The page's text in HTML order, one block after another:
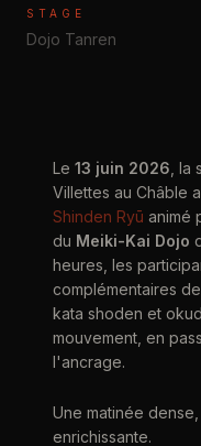
STAGE
Dojo Tanren
Le 13 juin 2026 ,
Villettes au Châble
Shinden Ryū animé
du Meiki-Kai Dojo
heures, les
complémentaires
kata shoden et
mouvement, en
l'ancrage.
Une matinée
enrichissante.